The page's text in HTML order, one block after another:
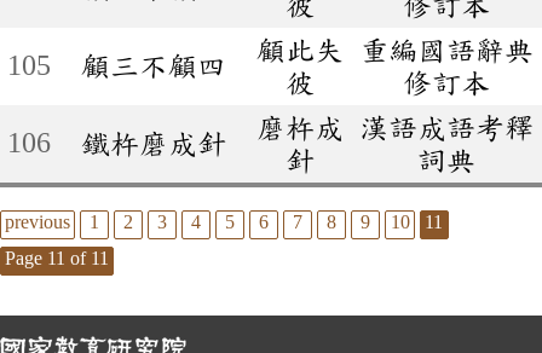
105
顧三不顧四
顧此失
彼
重編國語辭典
修訂本
106
鐵杵磨成針
磨杵成
針
漢語成語考釋
詞典
previous 1 2 3 4 5 6 7 8 9 10
11
Page 11 of 11